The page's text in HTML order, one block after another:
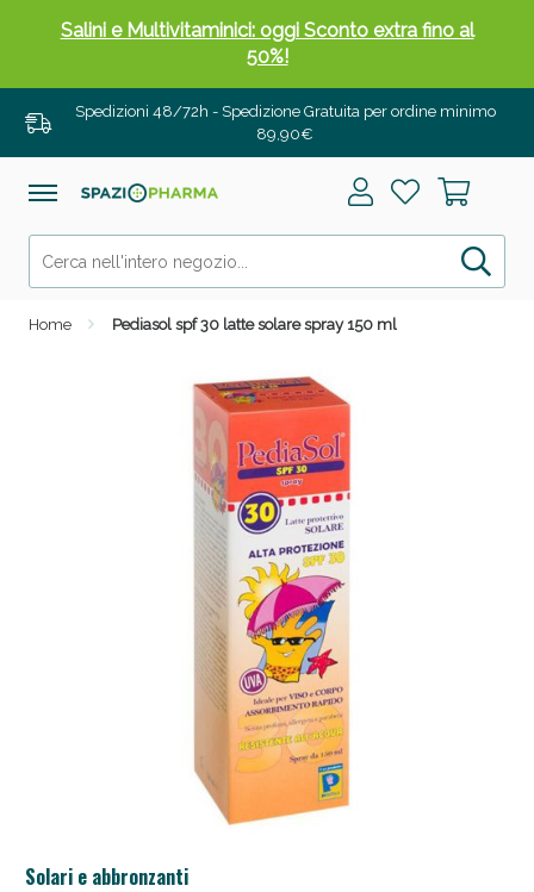
Spedizioni 48/72h - Spedizione Gratuita per ordine minimo
89,90€
Home Pediasol spf 30 latte solare spray 150 ml
Solari e abbronzanti
Salini e Multivitaminici: oggi Sconto extra fino al
50%!
Anticellulite e Fanghi: Sconto fino al 40% valido
oggi!
Anticellulite e Fanghi: Sconto fino al 40% valido